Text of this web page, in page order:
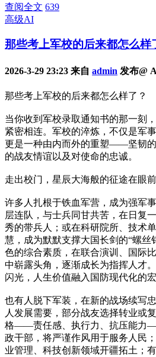
查阅全文 639
高级AI
那些考上军校的后来都怎么样
2026-3-29 23:23 来自 admin 发布@
那些考上军校的后来都怎么样了？
当你收到军校录取通知书的那一刻
紧密相连。军校的淬炼，不仅是军
更是一种由内而外的重塑——坚韧
的战友情谊以及对使命的忠诚。
走出校门，星辰大海般的征途在眼前
许多人扎根于铁血军营，成为强军
层连队，与士兵同甘共苦，在日复
秀的带兵人；或在科研院所、技术
慧，成为默默支撑大国长剑的“螺丝
色的综合素质，在联合演训、国际
中崭露头角，逐渐成长为指挥人才
闪光，人生价值融入国防现代化的宏
也有人脱下军装，在新的战场续写
人发展需要，部分战友选择转业或
格——责任感、执行力、抗压能力
政干部，将严谨作风用于服务人民
业管理、科技创新领域开疆拓土；